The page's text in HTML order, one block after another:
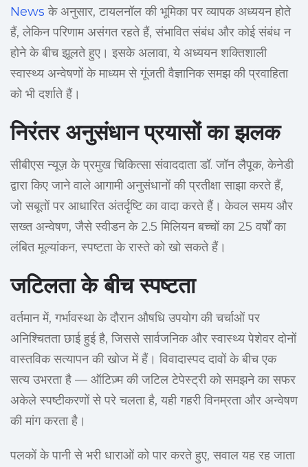
News के अनुसार, टायलनॉल की भूमिका पर व्यापक अध्ययन होते
हैं, लेकिन परिणाम असंगत रहते हैं, संभावित संबंध और कोई संबंध न
होने के बीच झूलते हुए। इसके अलावा, ये अध्ययन शक्तिशाली
स्वास्थ्य अन्वेषणों के माध्यम से गूंजती वैज्ञानिक समझ की प्रवाहिता
को भी दर्शाते हैं।
निरंतर अनुसंधान प्रयासों का झलक
सीबीएस न्यूज़ के प्रमुख चिकित्सा संवाददाता डॉ. जॉन लैपूक, केनेडी
द्वारा किए जाने वाले आगामी अनुसंधानों की प्रतीक्षा साझा करते हैं,
जो सबूतों पर आधारित अंतर्दृष्टि का वादा करते हैं। केवल समय और
सख्त अन्वेषण, जैसे स्वीडन के 2.5 मिलियन बच्चों का 25 वर्षों का
लंबित मूल्यांकन, स्पष्टता के रास्ते को खो सकते हैं।
जटिलता के बीच स्पष्टता
वर्तमान में, गर्भावस्था के दौरान औषधि उपयोग की चर्चाओं पर
अनिश्चितता छाई हुई है, जिससे सार्वजनिक और स्वास्थ्य पेशेवर दोनों
वास्तविक सत्यापन की खोज में हैं। विवादास्पद दावों के बीच एक
सत्य उभरता है — ऑटिज़्म की जटिल टेपेस्ट्री को समझने का सफर
अकेले स्पष्टीकरणों से परे चलता है, यही गहरी विनम्रता और अन्वेषण
की मांग करता है।
पलकों के पानी से भरी धाराओं को पार करते हुए, सवाल यह रह जाता